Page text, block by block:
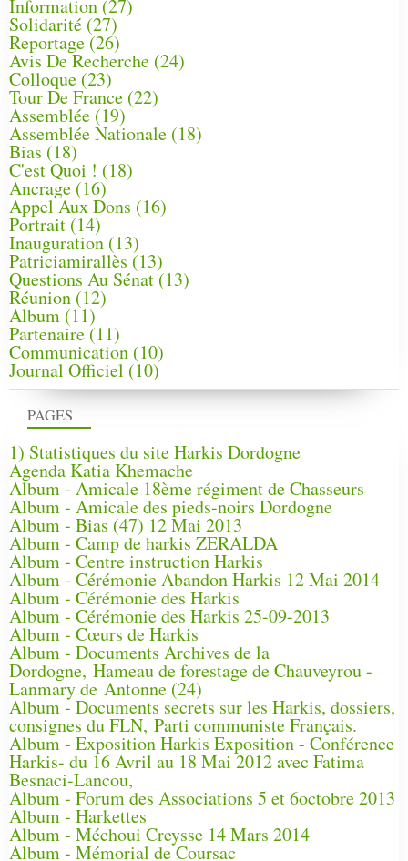
PAGES
1) Statistiques du site Harkis Dordogne
Agenda Katia Khemache
Album - Amicale 18ème régiment de Chasseurs
Album - Amicale des pieds-noirs Dordogne
Album - Bias (47) 12 Mai 2013
Album - Camp de harkis ZERALDA
Album - Centre instruction Harkis
Album - Cérémonie Abandon Harkis 12 Mai 2014
Album - Cérémonie des Harkis
Album - Cérémonie des Harkis 25-09-2013
Album - Cœurs de Harkis
Album - Documents Archives de la
Dordogne, Hameau de forestage de Chauveyrou -
Lanmary de Antonne (24)
Album - Documents secrets sur les Harkis, dossiers,
consignes du FLN, Parti communiste Français.
Album - Exposition Harkis Exposition - Conférence
Harkis- du 16 Avril au 18 Mai 2012 avec Fatima
Besnaci-Lancou,
Album - Forum des Associations 5 et 6octobre 2013
Album - Harkettes
Album - Méchoui Creysse 14 Mars 2014
Album - Mémorial de Coursac
Information (27)
Solidarité (27)
Reportage(26)
Avis De Recherche (24)
Colloque (23)
Tour De France (22)
Assemblée (19)
Assemblée Nationale (18)
Bias (18)
C'est Quoi ! (18)
Ancrage (16)
Appel Aux Dons (16)
Portrait (14)
Inauguration (13)
Patriciamirallès (13)
Questions Au Sénat(13)
Réunion (12)
Album (11)
Partenaire(11)
Communication (10)
Journal Officiel (10)